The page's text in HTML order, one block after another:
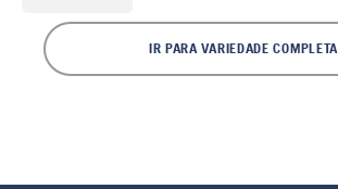
IR PARA VARIEDADE COMPLETA